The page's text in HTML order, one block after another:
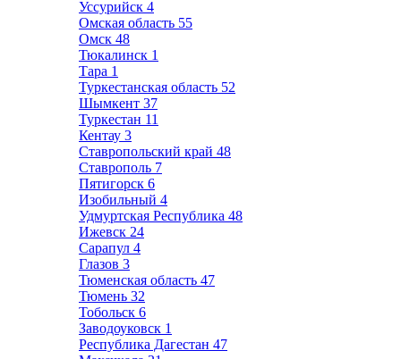
Уссурийск 4
Омская область 55
Омск 48
Тюкалинск 1
Тара 1
Туркестанская область 52
Шымкент 37
Туркестан 11
Кентау 3
Ставропольский край 48
Ставрополь 7
Пятигорск 6
Изобильный 4
Удмуртская Республика 48
Ижевск 24
Сарапул 4
Глазов 3
Тюменская область 47
Тюмень 32
Тобольск 6
Заводоуковск 1
Республика Дагестан 47